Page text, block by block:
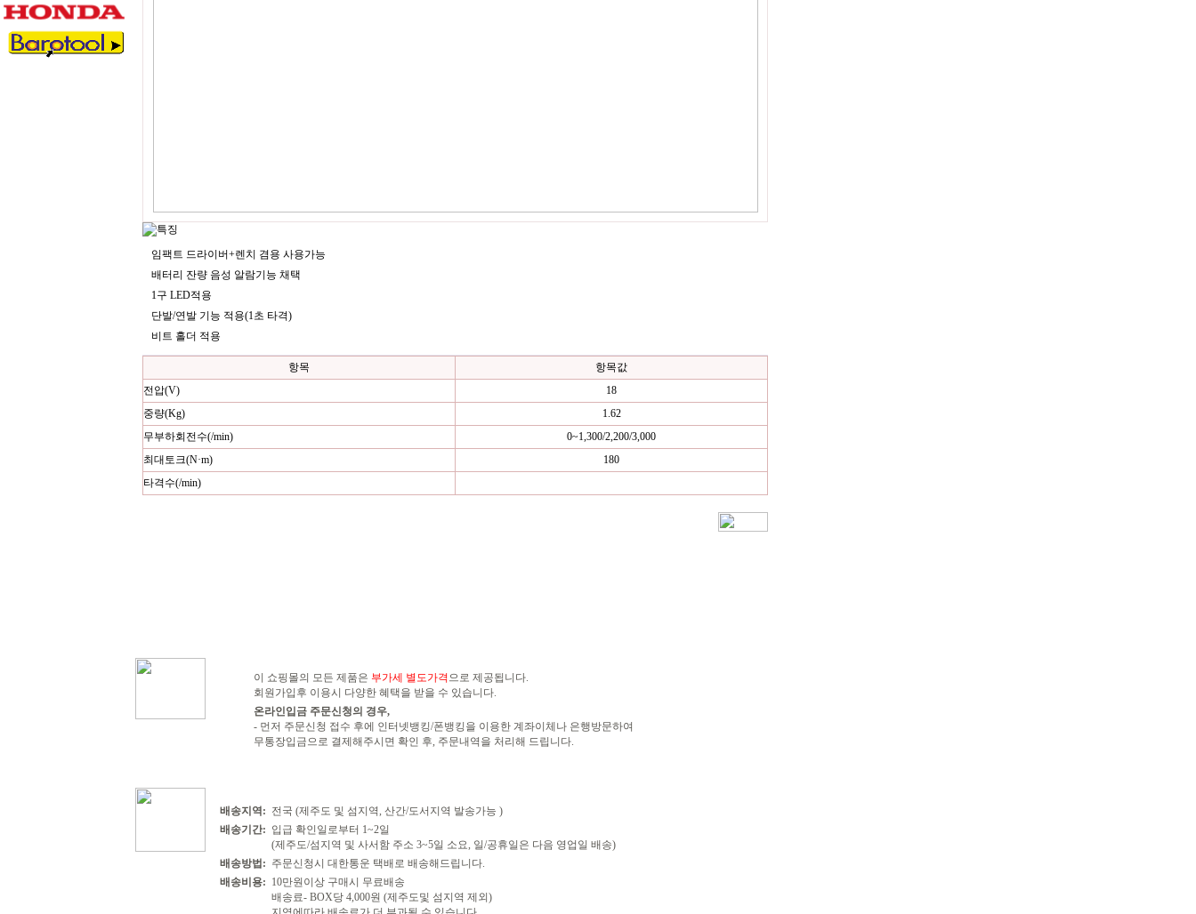
임팩트 드라이버+렌치 겸용 사용가능
배터리 잔량 음성 알람기능 채택
1구 LED적용
단발/연발 기능 적용(1초 타격)
비트 홀더 적용
항목
항목값
전압(V)
18
중량(Kg)
1.62
무부하회전수(/min)
0~1,300/2,200/3,000
최대토크(N·m)
180
타격수(/min)
이 쇼핑몰의 모든 제품은 부가세 별도가격 으로 제공됩니다.
회원가입후 이용시 다양한 혜택을 받을 수 있습니다.
온라인입금 주문신청의 경우,
- 먼저 주문신청 접수 후에 인터넷뱅킹/폰뱅킹을 이용한 계좌이체나 은행방문하여
무통장입금으로 결제해주시면 확인 후, 주문내역을 처리해 드립니다.
배송지역: 전국 (제주도 및 섬지역, 산간/도서지역 발송가능 )
배송기간: 입급 확인일로부터 1~2일
(제주도/섬지역 및 사서함 주소 3~5일 소요, 일/공휴일은 다음 영업일 배송)
배송방법: 주문신청시 대한통운 택배로 배송해드립니다.
배송비용: 10만원이상 구매시 무료배송
배송료- BOX당 4,000원 (제주도및 섬지역 제외)